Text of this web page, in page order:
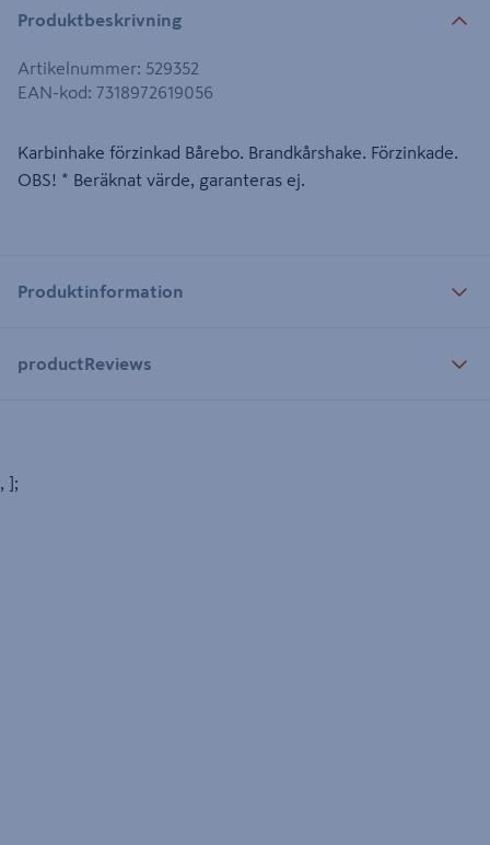
Produktbeskrivning
Artikelnummer: 529352
EAN-kod: 7318972619056
Karbinhake förzinkad Bårebo. Brandkårshake. Förzinkade.
OBS! * Beräknat värde, garanteras ej.
Produktinformation
productReviews
, ];